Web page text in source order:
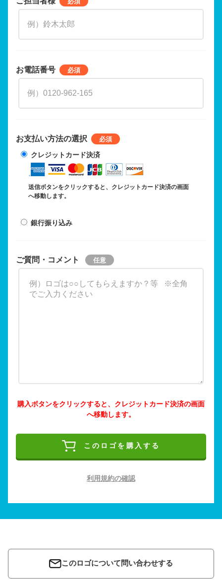
お電話番号
お支払い方法の選択
クレジットカード決済
送信ボタンをクリックすると、クレジットカード決済の画面
へ移動します。
銀行振り込み
ご質問・コメント
購入ボタンをクリックすると、クレジットカード決済の画面
へ移動します。
このロゴを購入する
利用規約の確認
このロゴについて問い合わせする